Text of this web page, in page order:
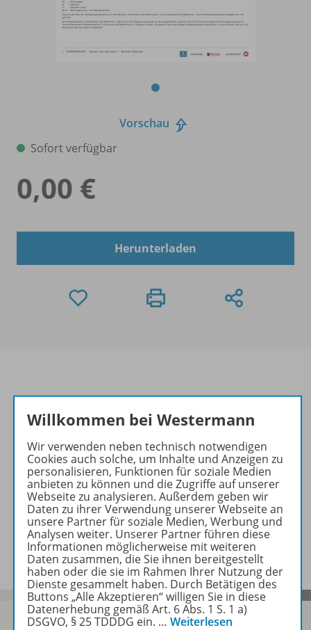
Vorschau
Sofort verfügbar
0,00 €
Herunterladen
Informationen
Beschreibung
Planungshilfen zu folgenden
Werken
Willkommen bei Westermann
Wir verwenden neben technisch notwendigen
Cookies auch solche, um Inhalte und Anzeigen zu
personalisieren, Funktionen für soziale Medien
anbieten zu können und die Zugriffe auf unserer
Webseite zu analysieren. Außerdem geben wir
Daten zu ihrer Verwendung unserer Webseite an
unsere Partner für soziale Medien, Werbung und
Analysen weiter. Unserer Partner führen diese
Informationen möglicherweise mit weiteren
Daten zusammen, die Sie ihnen bereitgestellt
haben oder die sie im Rahmen Ihrer Nutzung der
Dienste gesammelt haben. Durch Betätigen des
Buttons „Alle Akzeptieren“ willigen Sie in diese
Datenerhebung gemäß Art. 6 Abs. 1 S. 1 a)
DSGVO, § 25 TDDDG ein. … Weiterlesen